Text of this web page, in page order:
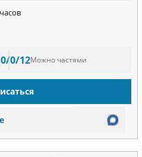
0/0/12Можно частями